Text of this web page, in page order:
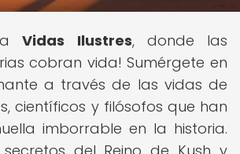
aVidas Ilustres, donde las
cobran vida! Sumérgete en
a través de las vidas de
científicos y filósofos que han
imborrable en la historia.